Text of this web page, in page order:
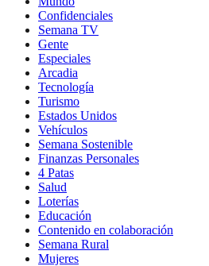
Confidenciales
Semana TV
Gente
Especiales
Arcadia
Tecnología
Turismo
Estados Unidos
Vehículos
Semana Sostenible
Finanzas Personales
4 Patas
Salud
Loterías
Educación
Contenido en colaboración
Semana Rural
Mujeres